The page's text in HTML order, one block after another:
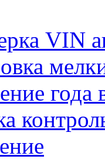
VIN
года